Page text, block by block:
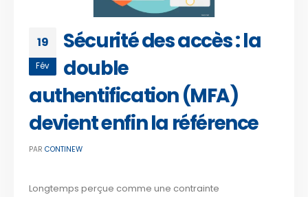
19
Fév
Sécurité des accès : la
double
authentification (MFA)
devient enfin la référence
PAR CONTINEW
Longtemps perçue comme une contrainte